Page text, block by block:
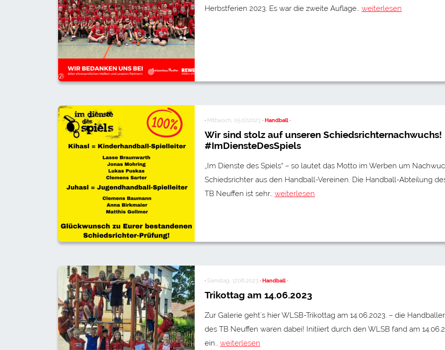
Herbstferien 2023. Es war die zweite Auflage… weiterlesen
·Mittwoch, 05.07.2023 · Handball ·
Wir sind stolz auf unseren Schiedsrichternachwuchs!
#ImDiensteDesSpiels
„Im Dienste des Spiels“ – so lautet das Motto im Werben um
Schiedsrichter aus den Handball-Vereinen. Die Handball-Abteilung
TB Neuffen ist sehr… weiterlesen
·Samstag, 17.06.2023 · Handball ·
Trikottag am 14.06.2023
Zur Galerie geht´s hier WLSB-Trikottag am 14.06.2023. – die Handballer
des TB Neuffen waren dabei! Initiiert durch den WLSB fand am
ein… weiterlesen